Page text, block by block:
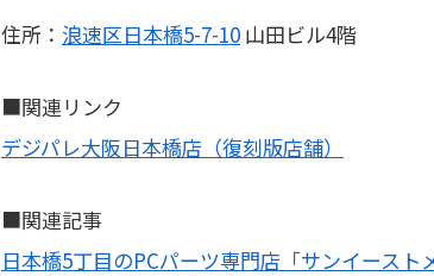
住所： 浪速区日本橋5-7-10 山田ビル4階
■関連リンク
デジパレ大阪日本橋店（復刻版店舗）
■関連記事
日本橋5丁目のPCパーツ専門店「サンイースト